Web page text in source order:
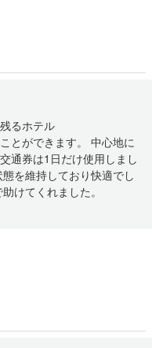
るホテル
とができます。 中心地に
通券は1日だけ使用しまし
を維持しており快適でし
けてくれました。